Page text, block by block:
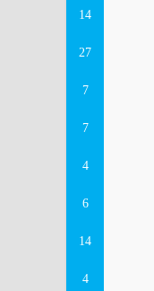
14
27
7
7
4
6
14
4